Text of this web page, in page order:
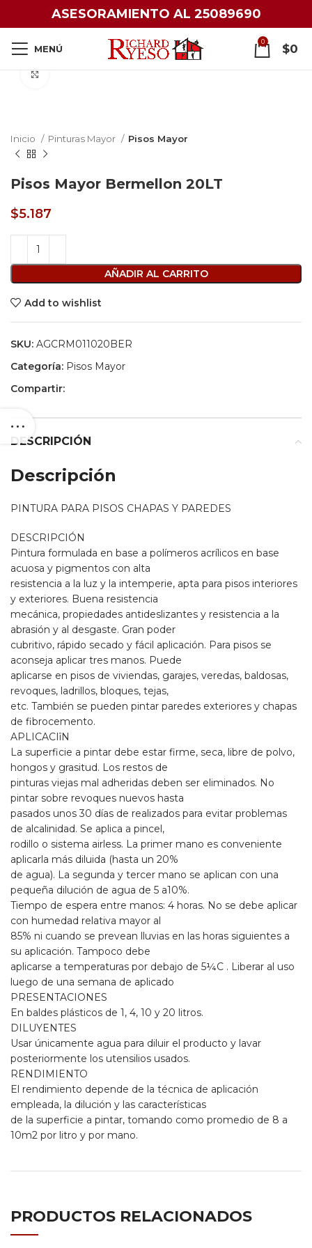
ASESORAMIENTO AL 25089690
MENÚ
0 $0
Inicio Pinturas Mayor Pisos Mayor
Pisos Mayor Bermellon 20LT
$5.187
AÑADIR AL CARRITO
Add to wishlist
SKU: AGCRM011020BER
Categoría: Pisos Mayor
Compartir:
DESCRIPCIÓN
Descripción
PINTURA PARA PISOS CHAPAS Y PAREDES
DESCRIPCIÓN
Pintura formulada en base a polímeros acrílicos en base
acuosa y pigmentos con alta
resistencia a la luz y la intemperie, apta para pisos interiores
y exteriores. Buena resistencia
mecánica, propiedades antideslizantes y resistencia a la
abrasión y al desgaste. Gran poder
cubritivo, rápido secado y fácil aplicación. Para pisos se
aconseja aplicar tres manos. Puede
aplicarse en pisos de viviendas, garajes, veredas, baldosas,
revoques, ladrillos, bloques, tejas,
etc. También se pueden pintar paredes exteriores y chapas
de fibrocemento.
APLICACIîN
La superficie a pintar debe estar firme, seca, libre de polvo,
hongos y grasitud. Los restos de
pinturas viejas mal adheridas deben ser eliminados. No
pintar sobre revoques nuevos hasta
pasados unos 30 días de realizados para evitar problemas
de alcalinidad. Se aplica a pincel,
rodillo o sistema airless. La primer mano es conveniente
aplicarla más diluida (hasta un 20%
de agua). La segunda y tercer mano se aplican con una
pequeña dilución de agua de 5 a10%.
Tiempo de espera entre manos: 4 horas. No se debe aplicar
con humedad relativa mayor al
85% ni cuando se prevean lluvias en las horas siguientes a
su aplicación. Tampoco debe
aplicarse a temperaturas por debajo de 5¼C . Liberar al uso
luego de una semana de aplicado
PRESENTACIONES
En baldes plásticos de 1, 4, 10 y 20 litros.
DILUYENTES
Usar únicamente agua para diluir el producto y lavar
posteriormente los utensilios usados.
RENDIMIENTO
El rendimiento depende de la técnica de aplicación
empleada, la dilución y las características
de la superficie a pintar, tomando como promedio de 8 a
10m2 por litro y por mano.
PRODUCTOS RELACIONADOS